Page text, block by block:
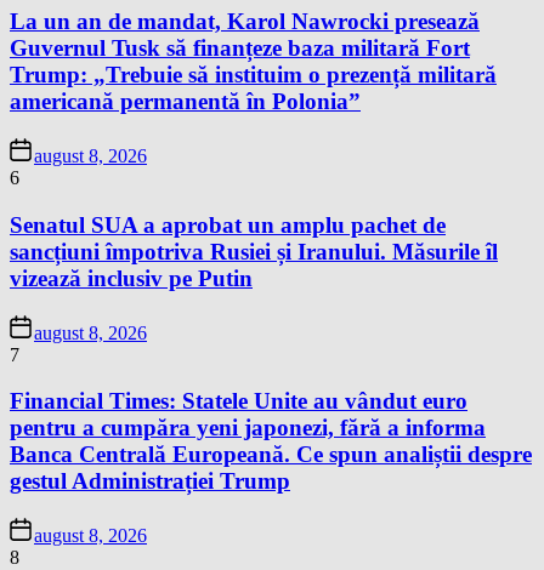
La un an de mandat, Karol Nawrocki presează
Guvernul Tusk să finanțeze baza militară Fort
Trump: „Trebuie să instituim o prezență militară
americană permanentă în Polonia”
august 8, 2026
6
Senatul SUA a aprobat un amplu pachet de
sancțiuni împotriva Rusiei și Iranului. Măsurile îl
vizează inclusiv pe Putin
august 8, 2026
7
Financial Times: Statele Unite au vândut euro
pentru a cumpăra yeni japonezi, fără a informa
Banca Centrală Europeană. Ce spun analiștii despre
gestul Administrației Trump
august 8, 2026
8